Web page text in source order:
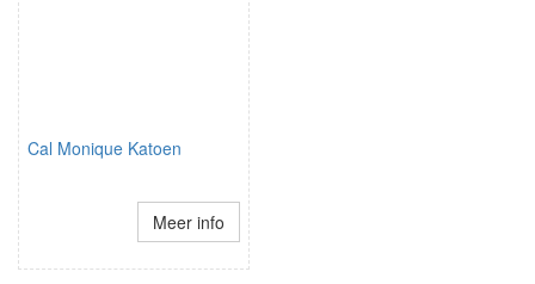
Cal Monique Katoen
Meer info